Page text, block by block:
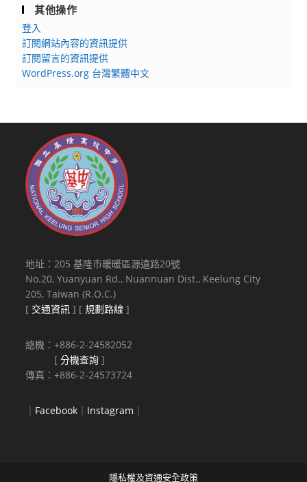
其他操作
登入
訂閱網站內容的資訊提供
訂閱留言的資訊提供
WordPress.org 台灣繁體中文
地址：205 基隆市暖暖區源遠路20號
No.20, Yuanyuan Rd., Nuannuan Dist., Keelung City
205, Taiwan (R.O.C.)
[ 交通資訊 ] [規劃路線 ]
總機：+886-2-24582052
[分機查詢 ]
傳真：+886-2-24573724
｜ Facebook ｜ Instagram ｜
隱私權及資通安全政策